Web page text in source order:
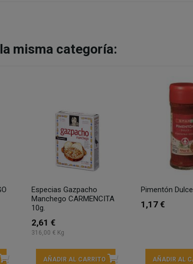
misma categoría:
Especias Gazpacho
Manchego CARMENCITA
10g.
2,61 €
316,00 € Kg
AÑADIR AL CARRITO
Pimentón
1,17 €
AÑADIR AL